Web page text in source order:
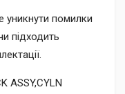
уникнути помилки
підходить
ASSY,CYLN